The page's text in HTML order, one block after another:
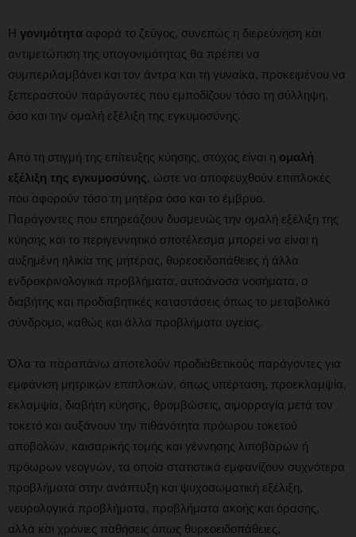
Η γονιμότητα αφορά το ζεύγος, συνεπώς η διερεύνηση και
αντιμετώπιση της υπογονιμότητας θα πρέπει να
συμπεριλαμβάνει και τον άντρα και τη γυναίκα, προκειμένου να
ξεπεραστούν παράγοντες που εμποδίζουν τόσο τη σύλληψη,
όσο και την ομαλή εξέλιξη της εγκυμοσύνης.
Από τη στιγμή της επίτευξης κύησης, στόχος είναι η ομαλή
εξέλιξη της εγκυμοσύνης , ώστε να αποφευχθούν επιπλοκές
που αφορούν τόσο τη μητέρα όσο και το έμβρυο.
Παράγοντες που επηρεάζουν δυσμενώς την ομαλή εξέλιξη της
κύησης και το περιγεννητικό αποτέλεσμα μπορεί να είναι η
αυξημένη ηλικία της μητέρας, θυρεοειδοπάθειες ή άλλα
ενδροκρινολογικά προβλήματα, αυτοάνοσα νοσήματα, ο
διαβήτης και προδιαβητικές καταστάσεις όπως το μεταβολικό
σύνδρομο, καθώς και άλλα προβλήματα υγείας.
Όλα τα παραπάνω αποτελούν προδιαθετικούς παράγοντες για
εμφάνιση μητρικών επιπλοκών, όπως υπέρταση, προεκλαμψία,
εκλαμψία, διαβήτη κύησης, θρομβώσεις, αιμορραγία μετά τον
τοκετό και αυξάνουν την πιθανότητα πρόωρου τοκετού
αποβολών, καισαρικής τομής και γέννησης λιποβαρών ή
πρόωρων νεογνών, τα οποία στατιστικά εμφανίζουν συχνότερα
προβλήματα στην ανάπτυξη και ψυχοσωματική εξέλιξη,
νευρολογικά προβλήματα, προβλήματα ακοής και όρασης,
αλλά και χρόνιες παθήσεις όπως θυρεοειδοπάθειες,